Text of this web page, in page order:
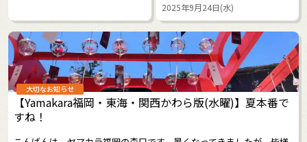
2025年9月24日(水)
大切なお知らせ
【Yamakara福岡・東海・関西かわら版(水曜)】夏本番で
すね！